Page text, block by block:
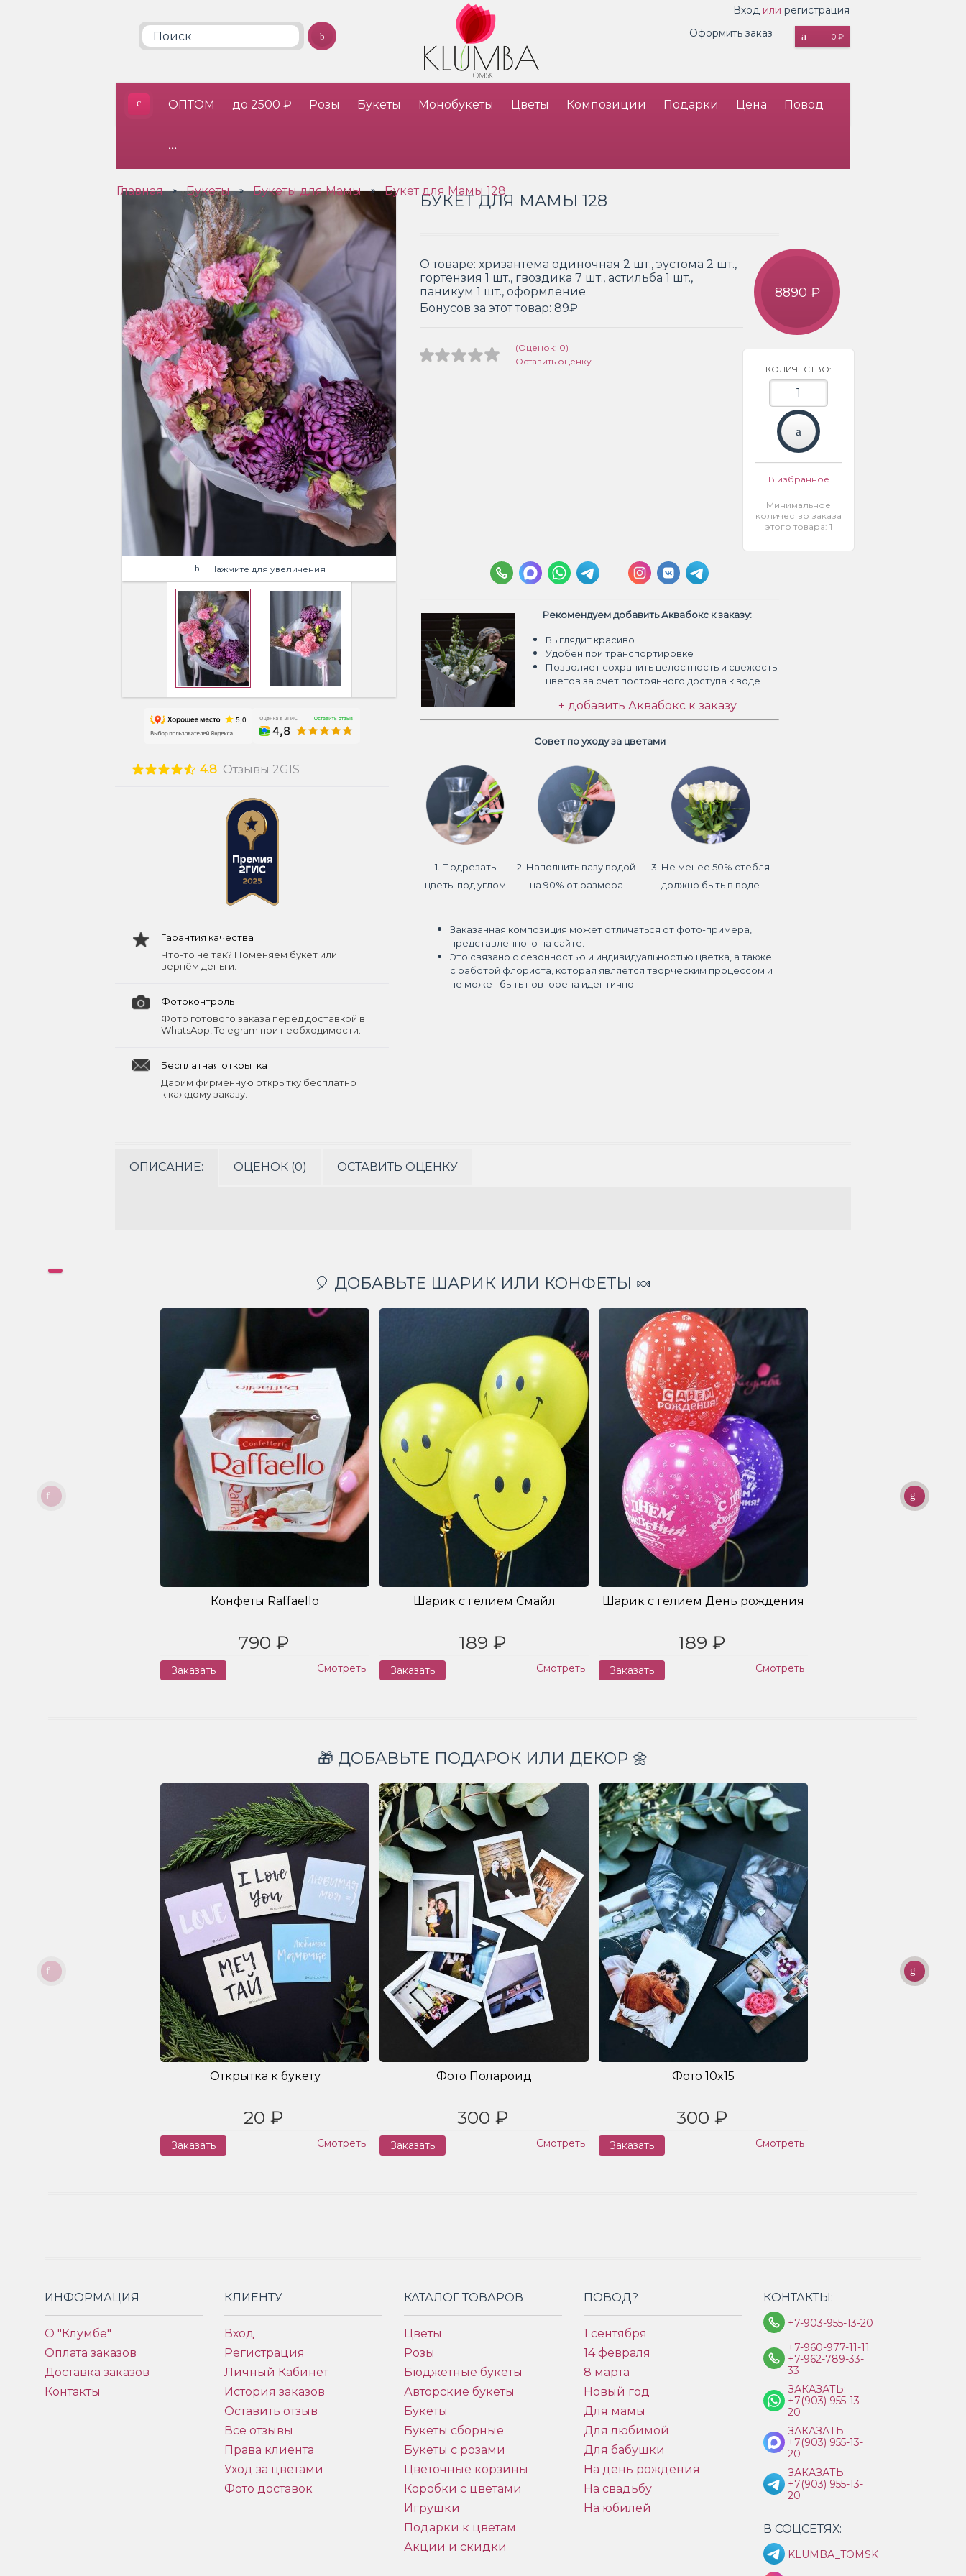
Вход или регистрация
0 ₽
Оформить заказ
ОПТОМ до 2500 ₽ Розы Букеты Монобукеты Цветы Композиции Подарки Цена Повод
•••
Главная » Букеты » Букеты для Мамы » Букет для Мамы 128
Нажмите для увеличения
4.8 Отзывы 2GIS
Гарантия качества
Что-то не так? Поменяем букет или
вернём деньги.
Фотоконтроль
Фото готового заказа перед доставкой в
WhatsApp, Telegram при необходимости.
Бесплатная открытка
Дарим фирменную открытку бесплатно
к каждому заказу.
БУКЕТ ДЛЯ МАМЫ 128
О товаре: хризантема одиночная 2 шт., эустома 2 шт.,
гортензия 1 шт., гвоздика 7 шт., астильба 1 шт.,
паникум 1 шт., оформление
Бонусов за этот товар: 89₽
(Оценок: 0)
Оставить оценку
8890 ₽
КОЛИЧЕСТВО:
В избранное
Минимальное
количество заказа
этого товара: 1
Рекомендуем добавить Аквабокс к заказу:
Выглядит красиво
Удобен при транспортировке
Позволяет сохранить целостность и свежесть
цветов за счет постоянного доступа к воде
+ добавить Аквабокс к заказу
Совет по уходу за цветами
1. Подрезать
цветы под углом
2. Наполнить вазу водой
на 90% от размера
3. Не менее 50% стебля
должно быть в воде
Заказанная композиция может отличаться от фото-примера,
представленного на сайте.
Это связано с сезонностью и индивидуальностью цветка, а также
с работой флориста, которая является творческим процессом и
не может быть повторена идентично.
ОПИСАНИЕ: ОЦЕНОК (0) ОСТАВИТЬ ОЦЕНКУ
🎈 ДОБАВЬТЕ ШАРИК ИЛИ КОНФЕТЫ 🍬
Конфеты Raffaello
790 ₽
Заказать Смотреть
Шарик с гелием Смайл
189 ₽
Заказать Смотреть
Шарик с гелием День рождения
189 ₽
Заказать Смотреть
🎁 ДОБАВЬТЕ ПОДАРОК ИЛИ ДЕКОР 🌼
Открытка к букету
20 ₽
Заказать Смотреть
Фото Полароид
300 ₽
Заказать Смотреть
Фото 10x15
300 ₽
Заказать Смотреть
ИНФОРМАЦИЯ
О "Клумбе"
Оплата заказов
Доставка заказов
Контакты
КЛИЕНТУ
Вход
Регистрация
Личный Кабинет
История заказов
Оставить отзыв
Все отзывы
Права клиента
Уход за цветами
Фото доставок
КАТАЛОГ ТОВАРОВ
Цветы
Розы
Бюджетные букеты
Авторские букеты
Букеты
Букеты сборные
Букеты с розами
Цветочные корзины
Коробки с цветами
Игрушки
Подарки к цветам
Акции и скидки
ПОВОД?
1 сентября
14 февраля
8 марта
Новый год
Для мамы
Для любимой
Для бабушки
На день рождения
На свадьбу
На юбилей
КОНТАКТЫ:
+7-903-955-13-20
+7-960-977-11-11
+7-962-789-33-
33
ЗАКАЗАТЬ:
+7(903) 955-13-
20
ЗАКАЗАТЬ:
+7(903) 955-13-
20
ЗАКАЗАТЬ:
+7(903) 955-13-
20
В СОЦСЕТЯХ:
KLUMBA_TOMSK